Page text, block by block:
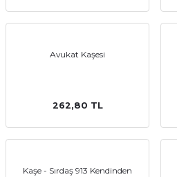
Avukat Kaşesi
262,80 TL
Kaşe - Sırdaş 913 Kendinden